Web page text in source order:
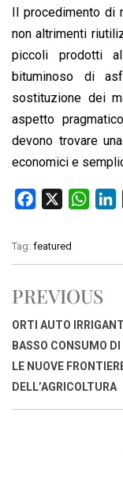
Il procedimento di
non altrimenti
piccoli prodotti
bituminoso di
sostituzione dei
aspetto
devono trovare
economici e
c
e
o
o
k
W
t
A
p
p
k
I
n
Tag: featured
PREVIOUS
ORTI AUTO
BASSO CONSUMO
LE NUOVE
DELL’AGRICOLTURA